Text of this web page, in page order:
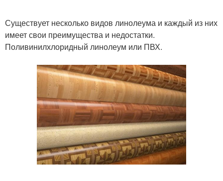
Существует несколько видов линолеума и каждый из них
имеет свои преимущества и недостатки.
Поливинилхлоридный линолеум или ПВХ.